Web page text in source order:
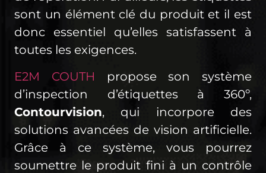
sont un élément clé du produit et il est
donc essentiel qu’elles satisfassent à
toutes les exigences.
E2M COUTH propose son système
d’inspection d’étiquettes à 360º,
Contourvision, qui incorpore des
solutions avancées de vision artificielle.
Grâce à ce système, vous pourrez
soumettre le produit fini à un contrôle